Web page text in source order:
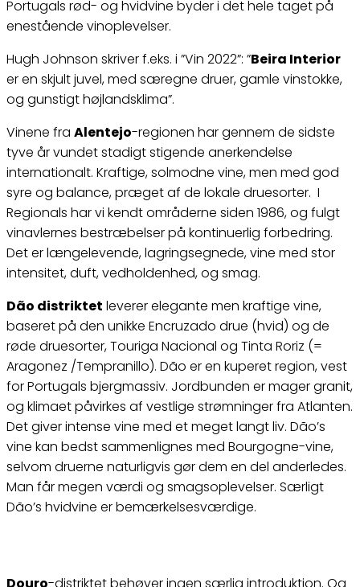
Portugals rød- og hvidvine byder i det hele taget på
enestående vinoplevelser.
Hugh Johnson skriver f.eks. i ”Vin 2022”: ”Beira Interior
er en skjult juvel, med særegne druer, gamle vinstokke,
og gunstigt højlandsklima”.
Vinene fra Alentejo-regionen har gennem de sidste
tyve år vundet stadigt stigende anerkendelse
internationalt. Kraftige, solmodne vine, men med god
syre og balance, præget af de lokale druesorter. I
Regionals har vi kendt områderne siden 1986, og fulgt
vinavlernes bestræbelser på kontinuerlig forbedring.
Det er længelevende, lagringsegnede, vine med stor
intensitet, duft, vedholdenhed, og smag.
Dão distriktet leverer elegante men kraftige vine,
baseret på den unikke Encruzado drue (hvid) og de
røde druesorter, Touriga Nacional og Tinta Roriz (=
Aragonez /Tempranillo). Dão er en kuperet region, vest
for Portugals bjergmassiv. Jordbunden er mager granit,
og klimaet påvirkes af vestlige strømninger fra Atlanten.
Det giver intense vine med et meget langt liv. Dão’s
vine kan bedst sammenlignes med Bourgogne-vine,
selvom druerne naturligvis gør dem en del anderledes.
Man får megen værdi og smagsoplevelser. Særligt
Dão’s hvidvine er bemærkelsesværdige.